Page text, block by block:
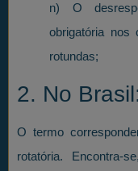
n) O
obrigatória nos
rotundas;
2. No
O termo
rotatória. Encontra-